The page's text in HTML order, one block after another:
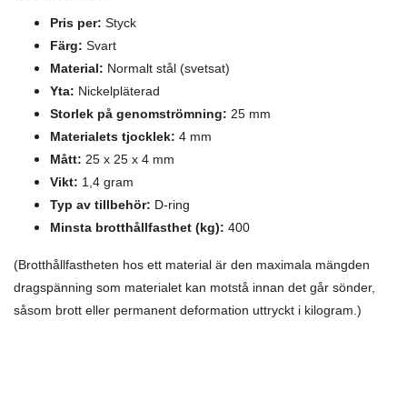
Pris per: Styck
Färg: Svart
Material: Normalt stål (svetsat)
Yta: Nickelpläterad
Storlek på genomströmning: 25 mm
Materialets tjocklek: 4 mm
Mått: 25 x 25 x 4 mm
Vikt: 1,4 gram
Typ av tillbehör: D-ring
Minsta brotthållfasthet (kg): 400
(Brotthållfastheten hos ett material är den maximala mängden
dragspänning som materialet kan motstå innan det går sönder,
såsom brott eller permanent deformation uttryckt i kilogram.)